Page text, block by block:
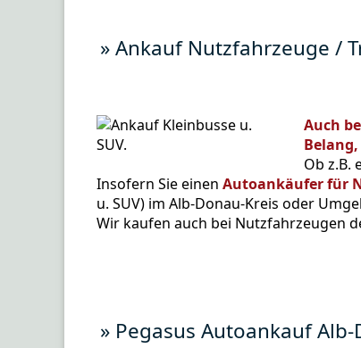
» Ankauf Nutzfahrzeuge /
Auch
Ob z.B.
Insofern Sie einen Autoankäufer für
u. SUV) im Alb-Donau-Kreis oder
Wir kaufen auch bei Nutzfahrzeugen
» Pegasus Autoankauf